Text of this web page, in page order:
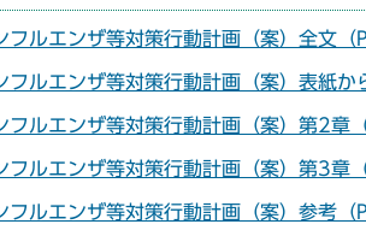
フルエンザ等対策行動計画（案）全文（
フルエンザ等対策行動計画（案）表紙
フルエンザ等対策行動計画（案）第2章
フルエンザ等対策行動計画（案）第3章
フルエンザ等対策行動計画（案）参考（